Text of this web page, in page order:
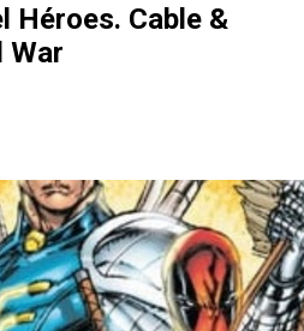
Héroes. Cable &
War